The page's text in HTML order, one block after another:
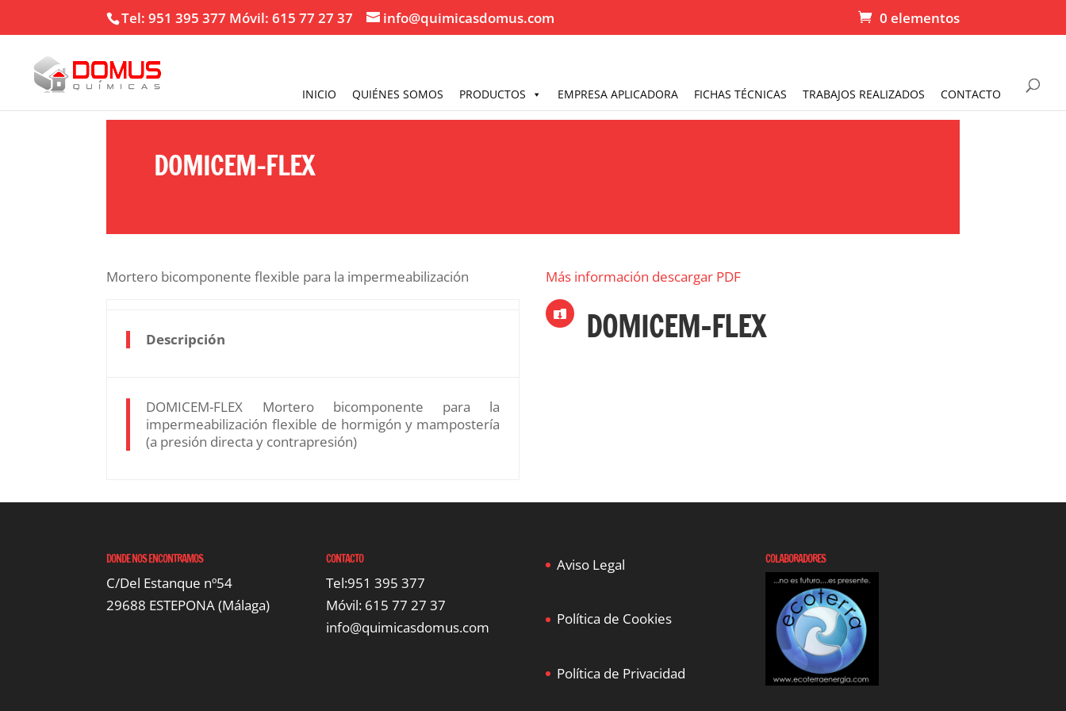
Tel: 951 395 377 Móvil: 615 77 27 37 info@quimicasdomus.com 0 elementos
INICIO QUIÉNES SOMOS PRODUCTOS EMPRESA APLICADORA FICHAS TÉCNICAS TRABAJOS REALIZADOS CONTACTO
DOMICEM-FLEX
Mortero bicomponente flexible para la impermeabilización
Descripción
DOMICEM-FLEX Mortero bicomponente para la
impermeabilización flexible de hormigón y mampostería
(a presión directa y contrapresión)
Más información descargar PDF
 DOMICEM-FLEX
DONDE NOS ENCONTRAMOS
C/Del Estanque nº54
29688 ESTEPONA (Málaga)
CONTACTO
Tel:951 395 377
Móvil: 615 77 27 37
info@quimicasdomus.com
Aviso Legal
Política de Cookies
Política de Privacidad
COLABORADORES